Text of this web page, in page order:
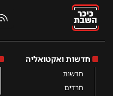
חדשות ואקטואליה
חדשות
חרדים